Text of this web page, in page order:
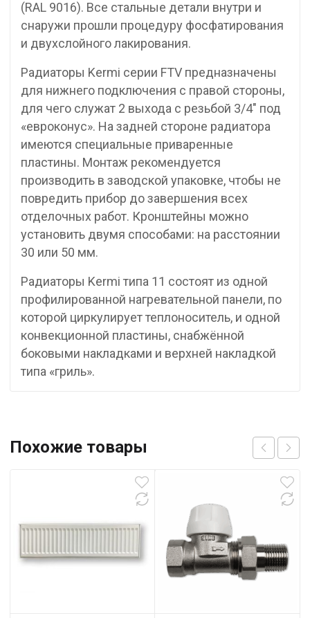
(RAL 9016). Все стальные детали внутри и
снаружи прошли процедуру фосфатирования
и двухслойного лакирования.
Радиаторы Kermi серии FTV предназначены
для нижнего подключения с правой стороны,
для чего служат 2 выхода с резьбой 3/4″ под
«евроконус». На задней стороне радиатора
имеются специальные приваренные
пластины. Монтаж рекомендуется
производить в заводской упаковке, чтобы не
повредить прибор до завершения всех
отделочных работ. Кронштейны можно
установить двумя способами: на расстоянии
30 или 50 мм.
Радиаторы Kermi типа 11 состоят из одной
профилированной нагревательной панели, по
которой циркулирует теплоноситель, и одной
конвекционной пластины, снабжённой
боковыми накладками и верхней накладкой
типа «гриль».
Похожие товары